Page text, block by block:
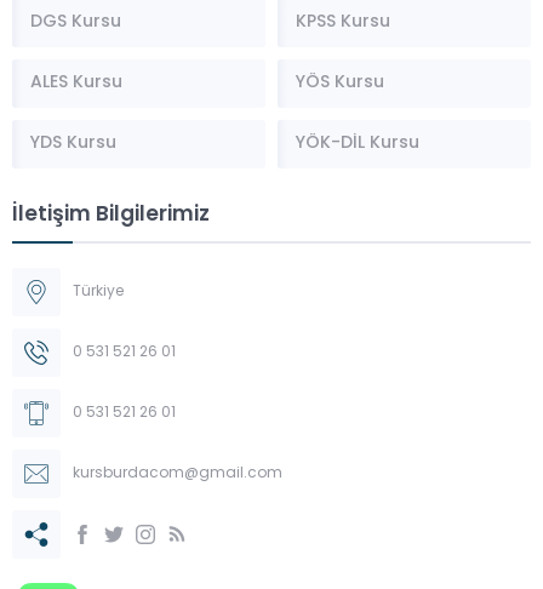
DGS Kursu KPSS Kursu
ALES Kursu YÖS Kursu
YDS Kursu YÖK-DİL Kursu
İletişim Bilgilerimiz
Türkiye
0 531 521 26 01
0 531 521 26 01
kursburdacom@gmail.com